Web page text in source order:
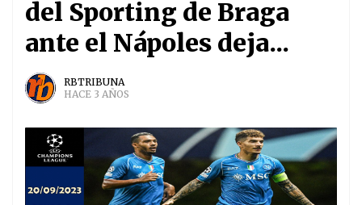
del Sporting de Braga
ante el Nápoles deja...
RBTRIBUNA
HACE 3 AÑOS